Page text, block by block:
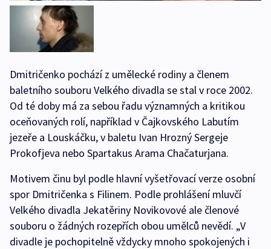
Dmitričenko pochází z umělecké rodiny a členem
baletního souboru Velkého divadla se stal v roce 2002.
Od té doby má za sebou řadu významných a kritikou
oceňovaných rolí, například v Čajkovského Labutím
jezeře a Louskáčku, v baletu Ivan Hrozný Sergeje
Prokofjeva nebo Spartakus Arama Chačaturjana.
Motivem činu byl podle hlavní vyšetřovací verze osobní
spor Dmitričenka s Filinem. Podle prohlášení mluvčí
Velkého divadla Jekatěriny Novikovové ale členové
souboru o žádných rozepřích obou umělců nevědí. „V
divadle je pochopitelně vždycky mnoho spokojených i